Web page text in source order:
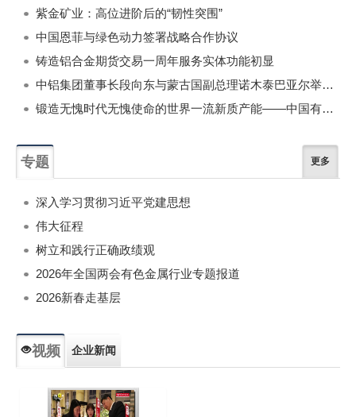
紫金矿业：高位进阶后的“韧性突围”
中国恩菲与绿色动力签署战略合作协议
铸造铝合金期货交易一周年服务实体功能初显
中铝集团董事长段向东与蒙古国副总理诺木泰巴亚尔举行会谈
锻造无愧时代无愧使命的世界一流新质产能——中国有色金属工业的战略应对与破局之道（二）
专题 更多
深入学习贯彻习近平党建思想
伟大征程
树立和践行正确政绩观
2026年全国两会有色金属行业专题报道
2026新春走基层
视频 企业新闻